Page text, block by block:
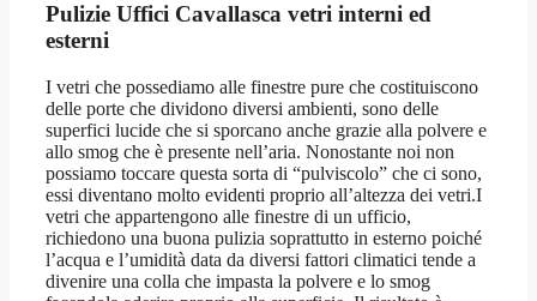
Pulizie Uffici Cavallasca vetri interni ed
esterni
I vetri che possediamo alle finestre pure che costituiscono
delle porte che dividono diversi ambienti, sono delle
superfici lucide che si sporcano anche grazie alla polvere e
allo smog che è presente nell’aria. Nonostante noi non
possiamo toccare questa sorta di “pulviscolo” che ci sono,
essi diventano molto evidenti proprio all’altezza dei vetri.I
vetri che appartengono alle finestre di un ufficio,
richiedono una buona pulizia soprattutto in esterno poiché
l’acqua e l’umidità data da diversi fattori climatici tende a
divenire una colla che impasta la polvere e lo smog